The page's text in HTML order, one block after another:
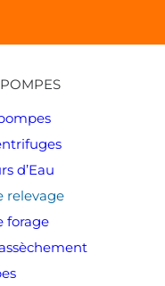
d’Eau
relevage
forage